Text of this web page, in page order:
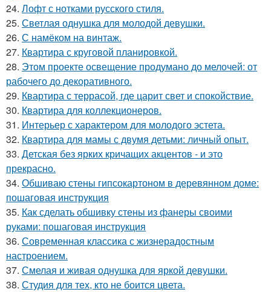
24. Лофт с нотками русского стиля.
25. Светлая однушка для молодой девушки.
26. С намёком на винтаж.
27. Квартира с круговой планировкой.
28. Этом проекте освещение продумано до мелочей: от
рабочего до декоративного.
29. Квартира с террасой, где царит свет и спокойствие.
30. Квартира для коллекционеров.
31. Интерьер с характером для молодого эстета.
32. Квартира для мамы с двумя детьми: личный опыт.
33. Детская без ярких кричащих акцентов - и это
прекрасно.
34. Обшиваю стены гипсокартоном в деревянном доме:
пошаговая инструкция
35. Как сделать обшивку стены из фанеры своими
руками: пошаговая инструкция
36. Современная классика с жизнерадостным
настроением.
37. Смелая и живая однушка для яркой девушки.
38. Студия для тех, кто не боится цвета.